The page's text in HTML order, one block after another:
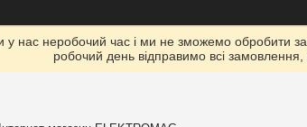
у нас неробочий час і ми не зможемо обробити
робочий день відправимо всі